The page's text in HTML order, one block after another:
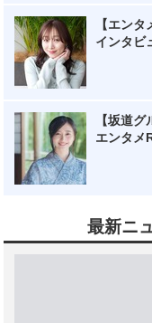
【エン
インタビ
【坂道
エンタメ
最新ニ